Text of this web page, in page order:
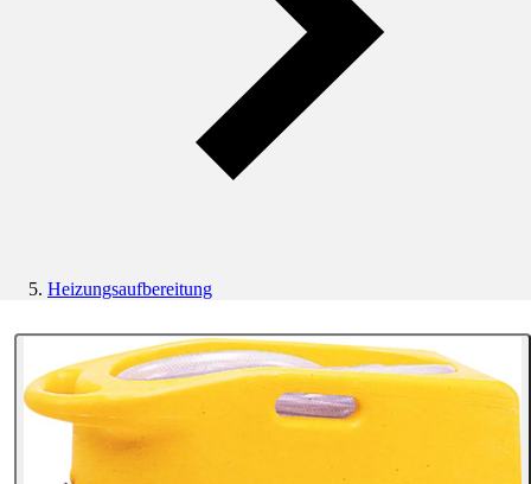
Heizungsaufbereitung